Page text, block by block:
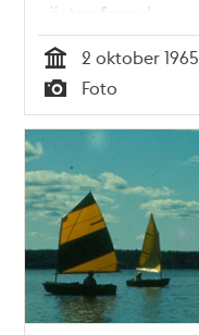
västra fasad
Tid
2 oktober 1965
Typ
Foto